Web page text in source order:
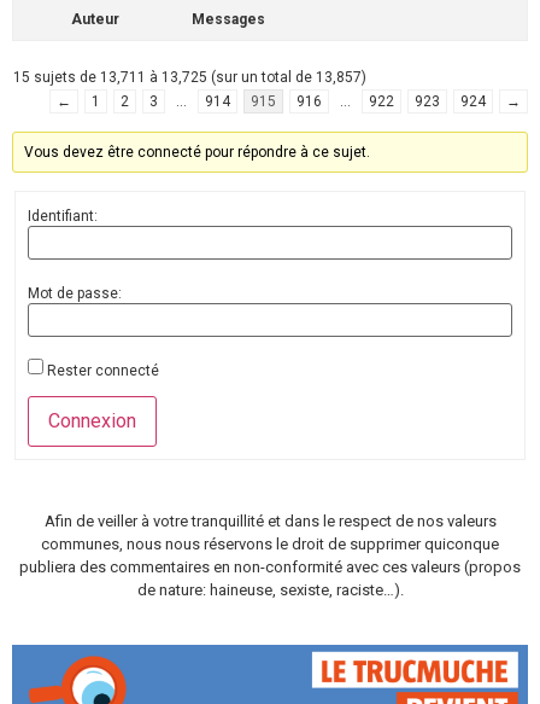
Auteur Messages
15 sujets de 13,711 à 13,725 (sur un total de 13,857)
←
1 2 3 … 914 915 916 … 922 923 924 →
Vous devez être connecté pour répondre à ce sujet.
Identifiant:
Mot de passe:
Rester connecté
Connexion
Afin de veiller à votre tranquillité et dans le respect de nos valeurs
communes, nous nous réservons le droit de supprimer quiconque
publiera des commentaires en non-conformité avec ces valeurs (propos
de nature: haineuse, sexiste, raciste…).